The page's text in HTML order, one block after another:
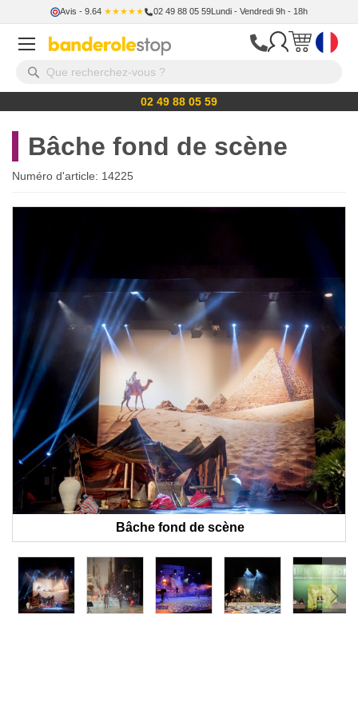
Avis - 9.64 ★★★★★ 02 49 88 05 59Lundi - Vendredi 9h - 18h
02 49 88 05 59
Bâche fond de scène
Numéro d'article: 14225
images
gallery
Bâche fond de scène